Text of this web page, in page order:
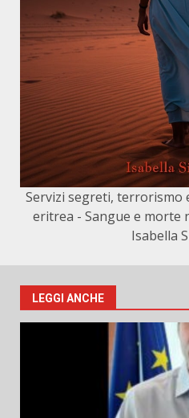
Servizi segreti, terrorismo
eritrea - Sangue e morte
Isabella
LEGGI ANCHE